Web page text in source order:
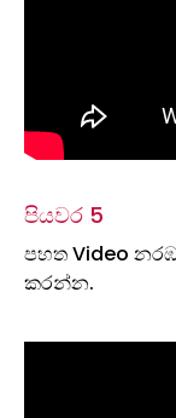
පියවර 5
පහත Video
කරන්න.